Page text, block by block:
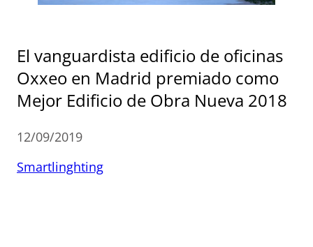
El vanguardista edificio de oficinas
Oxxeo en Madrid premiado como
Mejor Edificio de Obra Nueva 2018
12/09/2019
Smartlinghting